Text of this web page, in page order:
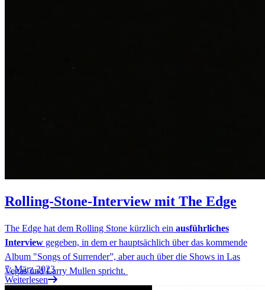
Rolling-Stone-Interview mit The Edge
The Edge hat dem Rolling Stone kürzlich ein ausführliches
Interview gegeben, in dem er hauptsächlich über das kommende
Album "Songs of Surrender”, aber auch über die Shows in Las
Vegas und Larry Mullen spricht.
7. März 2023
Weiterlesen